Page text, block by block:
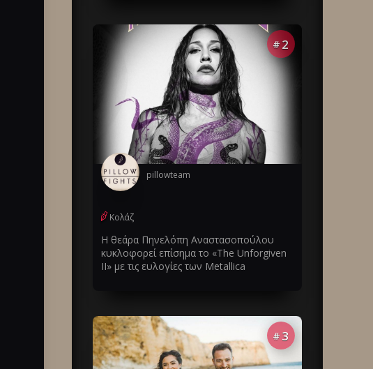
# 2
pillowteam
Κολάζ
Η θεάρα Πηνελόπη Αναστασοπούλου
κυκλοφορεί επίσημα το «The Unforgiven
II» με τις ευλογίες των Metallica
# 3